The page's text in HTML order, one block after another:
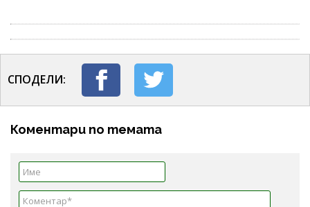
СПОДЕЛИ:
Коментари по темата